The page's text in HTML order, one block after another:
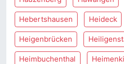
Hebertshausen Heideck
Heigenbrücken
Heimbuchenthal